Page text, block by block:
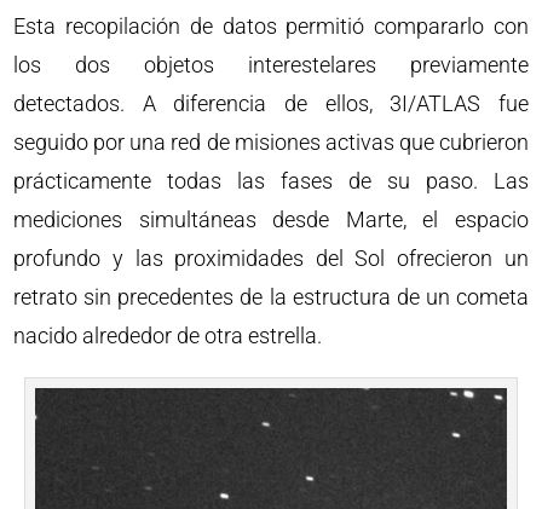
Esta recopilación de datos permitió compararlo con
los dos objetos interestelares previamente
detectados. A diferencia de ellos, 3I/ATLAS fue
seguido por una red de misiones activas que cubrieron
prácticamente todas las fases de su paso. Las
mediciones simultáneas desde Marte, el espacio
profundo y las proximidades del Sol ofrecieron un
retrato sin precedentes de la estructura de un cometa
nacido alrededor de otra estrella.